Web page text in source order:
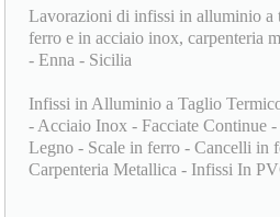
Lavorazioni di infissi in alluminio a
ferro e in acciaio inox, carpenteria
- Enna - Sicilia
Infissi in Alluminio a Taglio
- Acciaio Inox - Facciate Continue
Legno - Scale in ferro - Cancelli in
Carpenteria Metallica - Infissi In